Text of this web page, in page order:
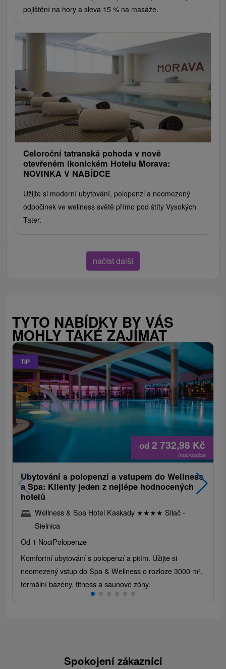
pojištění na hory a sleva 15 % na masáže.
Celoroční tatranská pohoda v nově
otevřeném ikonickém Hotelu Morava:
NOVINKA V NABÍDCE
Užijte si moderní ubytování, polopenzi a neomezený
odpočinek ve wellness světě přímo pod štíty Vysokých
Tater.
načíst další
TYTO NABÍDKY BY VÁS
MOHLY TAKÉ ZAJÍMAT
TIP
od 2 732,98 Kč
/noc/osoba
Ubytování s polopenzí a vstupem do Wellness
a Spa: Klienty jeden z nejlépe hodnocených
hotelů
Wellness & Spa Hotel Kaskady ★★★★ Sliač -
Sielnica
Od 1 NociPolopenze
Komfortní ubytování s polopenzí a pitím. Užijte si
neomezený vstup do Spa & Wellness o rozloze 3000 m²,
termální bazény, fitness a saunové zóny.
Spokojení zákazníci